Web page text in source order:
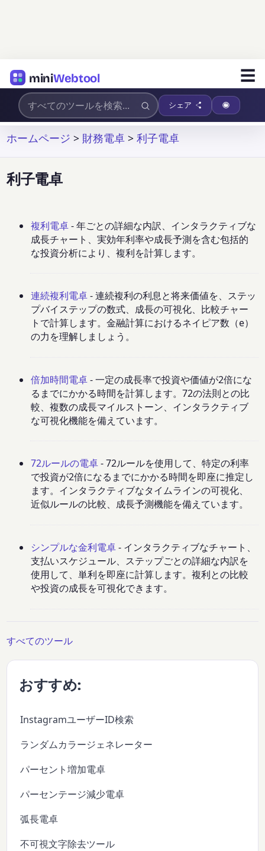
miniWebtool ☰
シェア
ホームページ > 財務電卓 >利子電卓
利子電卓
複利電卓- 年ごとの詳細な内訳、インタラクティブな
成長チャート、実効年利率や成長予測を含む包括的
な投資分析により、複利を計算します。
連続複利電卓- 連続複利の利息と将来価値を、ステッ
プバイステップの数式、成長の可視化、比較チャー
トで計算します。金融計算におけるネイピア数（e）
の力を理解しましょう。
倍加時間電卓- 一定の成長率で投資や価値が2倍にな
るまでにかかる時間を計算します。72の法則との比
較、複数の成長マイルストーン、インタラクティブ
な可視化機能を備えています。
72ルールの電卓- 72ルールを使用して、特定の利率
で投資が2倍になるまでにかかる時間を即座に推定し
ます。インタラクティブなタイムラインの可視化、
近似ルールの比較、成長予測機能を備えています。
シンプルな金利電卓- インタラクティブなチャート、
支払いスケジュール、ステップごとの詳細な内訳を
使用して、単利を即座に計算します。複利との比較
や投資の成長を可視化できます。
すべてのツール
おすすめ:
InstagramユーザーID検索
ランダムカラージェネレーター
パーセント増加電卓
パーセンテージ減少電卓
弧長電卓
不可視文字除去ツール